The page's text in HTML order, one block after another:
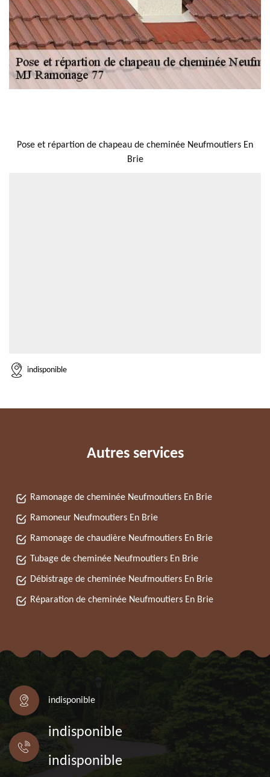
Pose et répartion de chapeau de cheminée Neufmoutiers En
Brie
indisponible
Autres services
Ramonage de cheminée Neufmoutiers En Brie
Ramoneur Neufmoutiers En Brie
Ramonage de chaudière Neufmoutiers En Brie
Tubage de cheminée Neufmoutiers En Brie
Débistrage de cheminée Neufmoutiers En Brie
Réparation de cheminée Neufmoutiers En Brie
indisponible
indisponible
indisponible